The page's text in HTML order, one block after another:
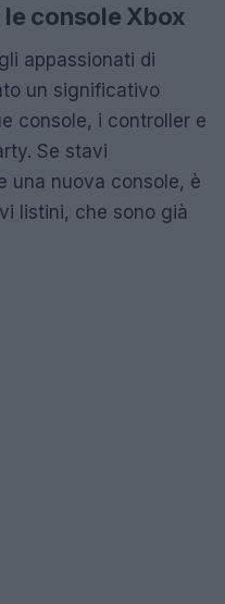
console Xbox
appassionati di
un significativo
console, i controller e
Se stavi
una nuova console, è
listini, che sono già